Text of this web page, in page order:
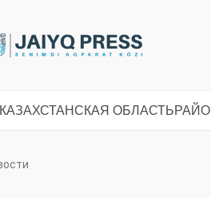
ОБЛАСТЬ